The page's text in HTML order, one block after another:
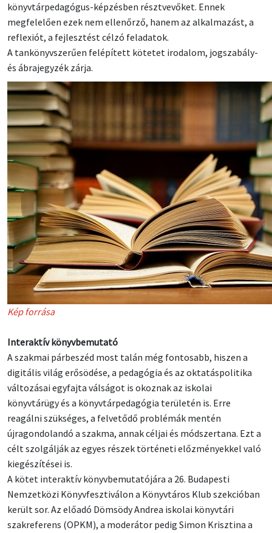
könyvtárpedagógus-képzésben résztvevőket. Ennek
megfelelően ezek nem ellenőrző, hanem az alkalmazást, a
reflexiót, a fejlesztést célzó feladatok.
A tankönyvszerűen felépített kötetet irodalom, jogszabály-
és ábrajegyzék zárja.
Kép forrása
Interaktív könyvbemutató
A szakmai párbeszéd most talán még fontosabb, hiszen a
digitális világ erősödése, a pedagógia és az oktatáspolitika
változásai egyfajta válságot is okoznak az iskolai
könyvtárügy és a könyvtárpedagógia területén is. Erre
reagálni szükséges, a felvetődő problémák mentén
újragondolandó a szakma, annak céljai és módszertana. Ezt a
célt szolgálják az egyes részek történeti előzményekkel való
kiegészítései is.
A kötet interaktív könyvbemutatójára a 26. Budapesti
Nemzetközi Könyvfesztiválon a Könyvtáros Klub szekcióban
került sor. Az előadó Dömsödy Andrea iskolai könyvtári
szakreferens (OPKM), a moderátor pedig Simon Krisztina a